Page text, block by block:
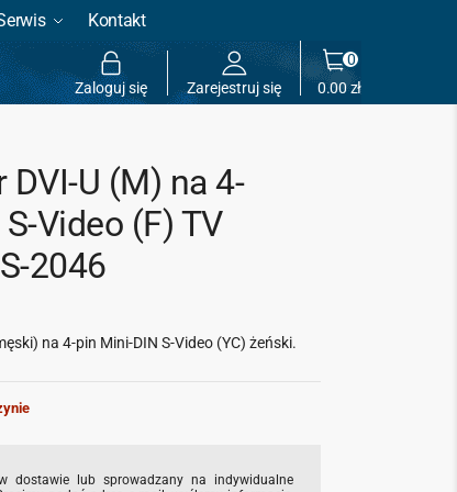
Kontakt
Zaloguj się Zarejestruj się 0.00zł
0
DVI-U (M) na 4-
Video (F) TV
2046
na 4-pin Mini-DIN S-Video (YC) żeński.
dostawie lub sprowadzany na indywidualne